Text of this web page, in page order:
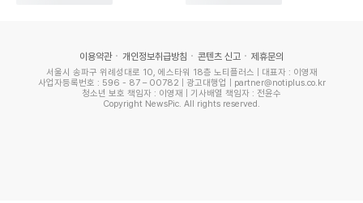
지수의 솔로앨범명인 'AMORTAGE'는 불어로 사랑을 뜻하는
이용약관 개인정보취급방침 콘텐츠 신고 제휴문의
서울시 송파구 위례성대로 10, 에스타워 18층 노티플러스 | 대표자 : 이영재
사업자등록번호 : 596 - 87 – 00782 | 광고대행업 | partner@notiplus.co.kr
청소년 보호 책임자 : 이영재 | 기사배열 책임자 : 전윤수
Copyright NewsPic. All rights reserved.